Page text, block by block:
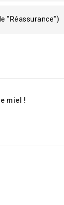
"Réassurance")
miel !